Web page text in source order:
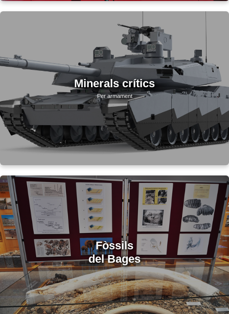
Minerals crítics
Per armament
Fòssils
del Bages